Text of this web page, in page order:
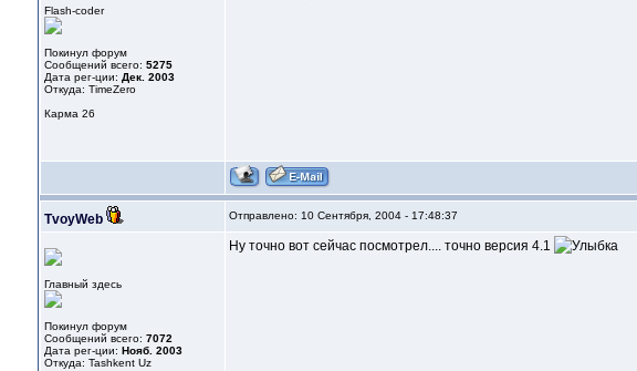
Flash-coder
Покинул форум
Сообщений всего: 5275
Дата рег-ции: Дек. 2003
Откуда: TimeZero
Карма 26
TvoyWeb Отправлено: 10 Сентября, 2004 - 17:48:37
Главный здесь
Покинул форум
Сообщений всего: 7072
Дата рег-ции: Нояб. 2003
Откуда: Tashkent Uz
Ну точно вот сейчас посмотрел.... точно версия 4.1